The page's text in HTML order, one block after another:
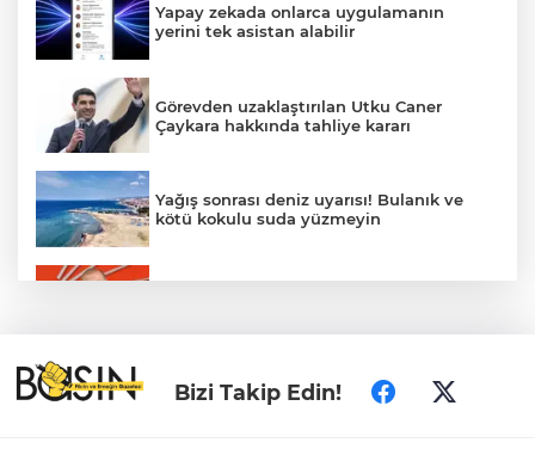
Yapay zekada onlarca uygulamanın
yerini tek asistan alabilir
Görevden uzaklaştırılan Utku Caner
Çaykara hakkında tahliye kararı
Yağış sonrası deniz uyarısı! Bulanık ve
kötü kokulu suda yüzmeyin
Fındık alım fiyatları açıklandı... Alımlar 24
Ağustos'ta başlıyor
Bizi Takip Edin!